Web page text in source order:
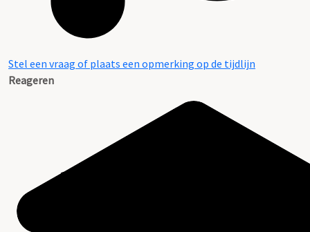
Stel een vraag of plaats een opmerking op de tijdlijn
Reageren